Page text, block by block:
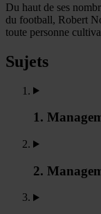
Du haut de ses
du football, Robert
toute personne
Sujets
1.
2.